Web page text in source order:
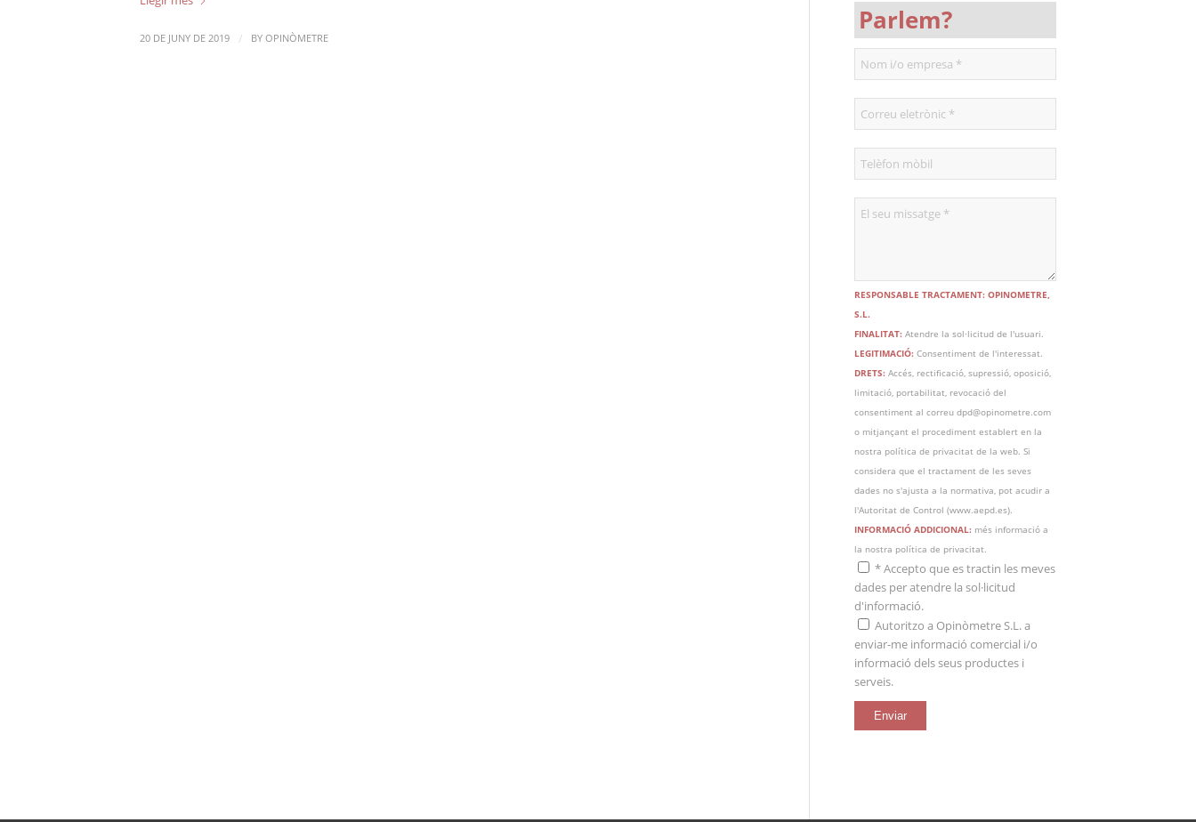
20 DE JUNY DE 2019 / BY OPINÒMETRE
Parlem?
RESPONSABLE TRACTAMENT: OPINOMETRE,
S.L.
FINALITAT: Atendre la sol·licitud de l'usuari.
LEGITIMACIÓ: Consentiment de l'interessat.
DRETS: Accés, rectificació, supressió, oposició,
limitació, portabilitat, revocació del
consentiment al correu dpd@opinometre.com
o mitjançant el procediment establert en la
nostra política de privacitat de la web. Si
considera que el tractament de les seves
dades no s'ajusta a la normativa, pot acudir a
l'Autoritat de Control (www.aepd.es).
INFORMACIÓ ADDICIONAL: més informació a
la nostra política de privacitat.
*Accepto que es tractin les meves
dades per atendre la sol·licitud
d'informació.
Autoritzo a Opinòmetre S.L. a
enviar-me informació comercial i/o
informació dels seus productes i
serveis.